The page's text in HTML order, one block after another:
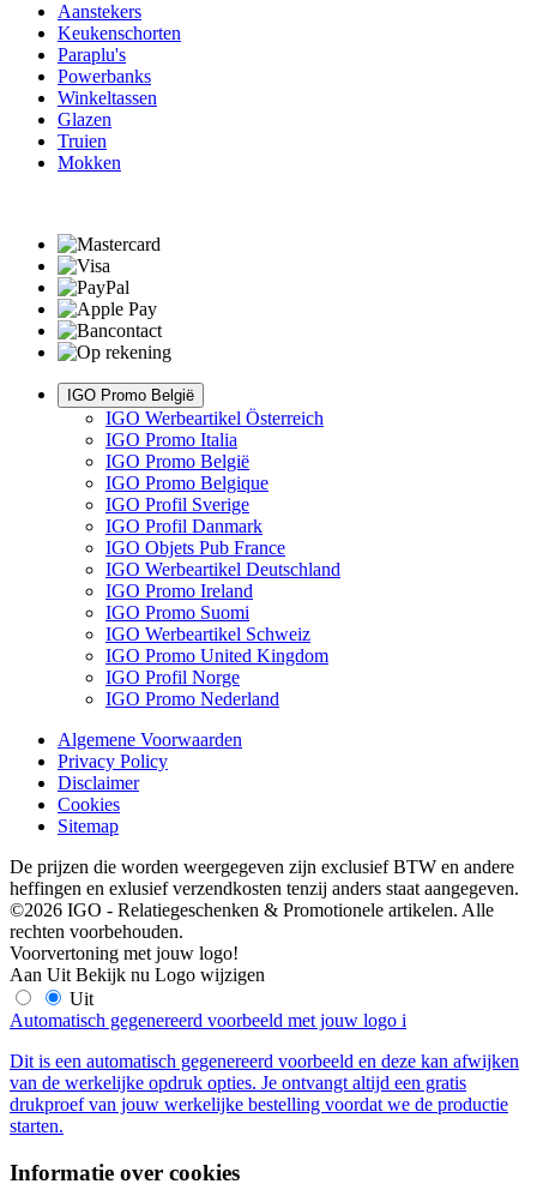
Aanstekers
Keukenschorten
Paraplu's
Powerbanks
Winkeltassen
Glazen
Truien
Mokken
IGO Promo België
IGO Werbeartikel Österreich
IGO Promo Italia
IGO Promo België
IGO Promo Belgique
IGO Profil Sverige
IGO Profil Danmark
IGO Objets Pub France
IGO Werbeartikel Deutschland
IGO Promo Ireland
IGO Promo Suomi
IGO Werbeartikel Schweiz
IGO Promo United Kingdom
IGO Profil Norge
IGO Promo Nederland
Algemene Voorwaarden
Privacy Policy
Disclaimer
Cookies
Sitemap
De prijzen die worden weergegeven zijn exclusief BTW en andere
heffingen en exlusief verzendkosten tenzij anders staat aangegeven.
©2026 IGO - Relatiegeschenken & Promotionele artikelen. Alle
rechten voorbehouden.
Voorvertoning met jouw logo!
Aan Uit Bekijk nu Logo wijzigen
Uit
Automatisch gegenereerd voorbeeld met jouw logo i
Dit is een automatisch gegenereerd voorbeeld en deze kan afwijken
van de werkelijke opdruk opties. Je ontvangt altijd een gratis
drukproef van jouw werkelijke bestelling voordat we de productie
starten.
Informatie over cookies